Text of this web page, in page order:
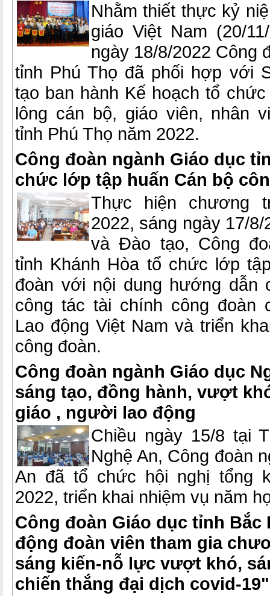
Nhằm thiết thực kỷ
giáo Việt Nam (20/
ngày 18/8/2022 Công
tỉnh Phú Thọ đã phối hợp với
tạo ban hành Kế hoạch tổ
lông cán bộ, giáo viên, nhân
tỉnh Phú Thọ năm 2022.
Công đoàn ngành Giáo dục
chức lớp tập huấn Cán bộ
Thực hiện chương
2022, sáng ngày 17/
và Đào tạo, Công
tỉnh Khánh Hòa tổ chức lớp
đoàn với nội dung hướng dẫn
công tác tài chính công đoàn
Lao động Việt Nam và triển
công đoàn.
Công đoàn ngành Giáo dục
sáng tạo, đồng hành, vượt
giáo , người lao động
Chiều ngày 15/8 tại
Nghệ An, Công đoàn
An đã tổ chức hội nghị tổng
2022, triển khai nhiệm vụ năm
Công đoàn Giáo dục tỉnh
động đoàn viên tham gia
sáng kiến-nỗ lực vượt khó,
chiến thắng đại dịch covid-19"